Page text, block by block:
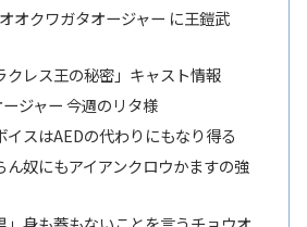
オクワガタオージャー に王鎧武
クレス王の秘密」キャスト情報
ジャー 今週のリタ様
イスはAEDの代わりにもなり得る
ん奴にもアイアンクロウかますの強